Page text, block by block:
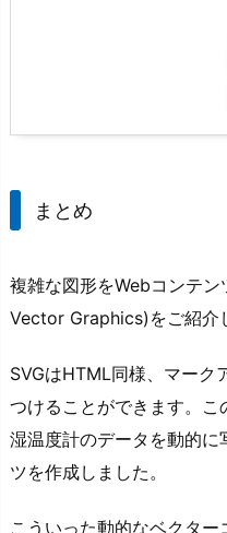
まとめ
複雑な図形をWebコンテ
Vector Graphics)をご紹介
SVGはHTML同様、マー
つけることができます。
湿温度計のデータを動的
ツを作成しました。
こういった動的なベクタ